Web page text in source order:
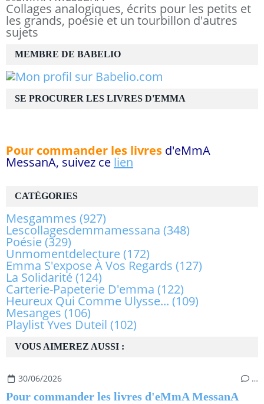
Collages analogiques, écrits pour les petits et
les grands, poésie et un tourbillon d'autres
sujets
VOUS AIMEREZ AUSSI :
30/06/2026 …
Pour commander les livres d'eMmA MessanA
CATÉGORIES
Mesgammes (927)
Lescollagesdemmamessana (348)
Poésie(329)
Unmomentdelecture(172)
Emma S'expose À Vos Regards (127)
La Solidarité(124)
Carterie-Papeterie D'emma (122)
Heureux Qui Comme Ulysse... (109)
Mesanges (106)
Playlist Yves Duteil (102)
MEMBRE DE BABELIO
SE PROCURER LES LIVRES D'EMMA
Pour commander les livres d'eMmA
MessanA, suivez ce lien